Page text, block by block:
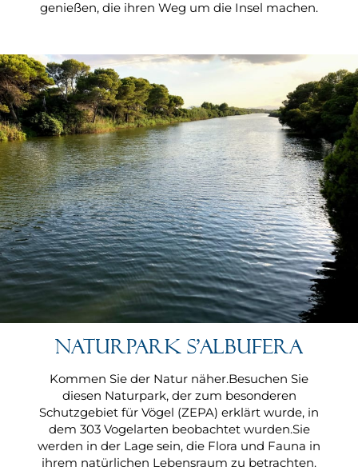
genießen, die ihren Weg um die Insel machen.
Naturpark S'albufera
Kommen Sie der Natur näher.Besuchen Sie
diesen Naturpark, der zum besonderen
Schutzgebiet für Vögel (ZEPA) erklärt wurde, in
dem 303 Vogelarten beobachtet wurden.Sie
werden in der Lage sein, die Flora und Fauna in
ihrem natürlichen Lebensraum zu betrachten.